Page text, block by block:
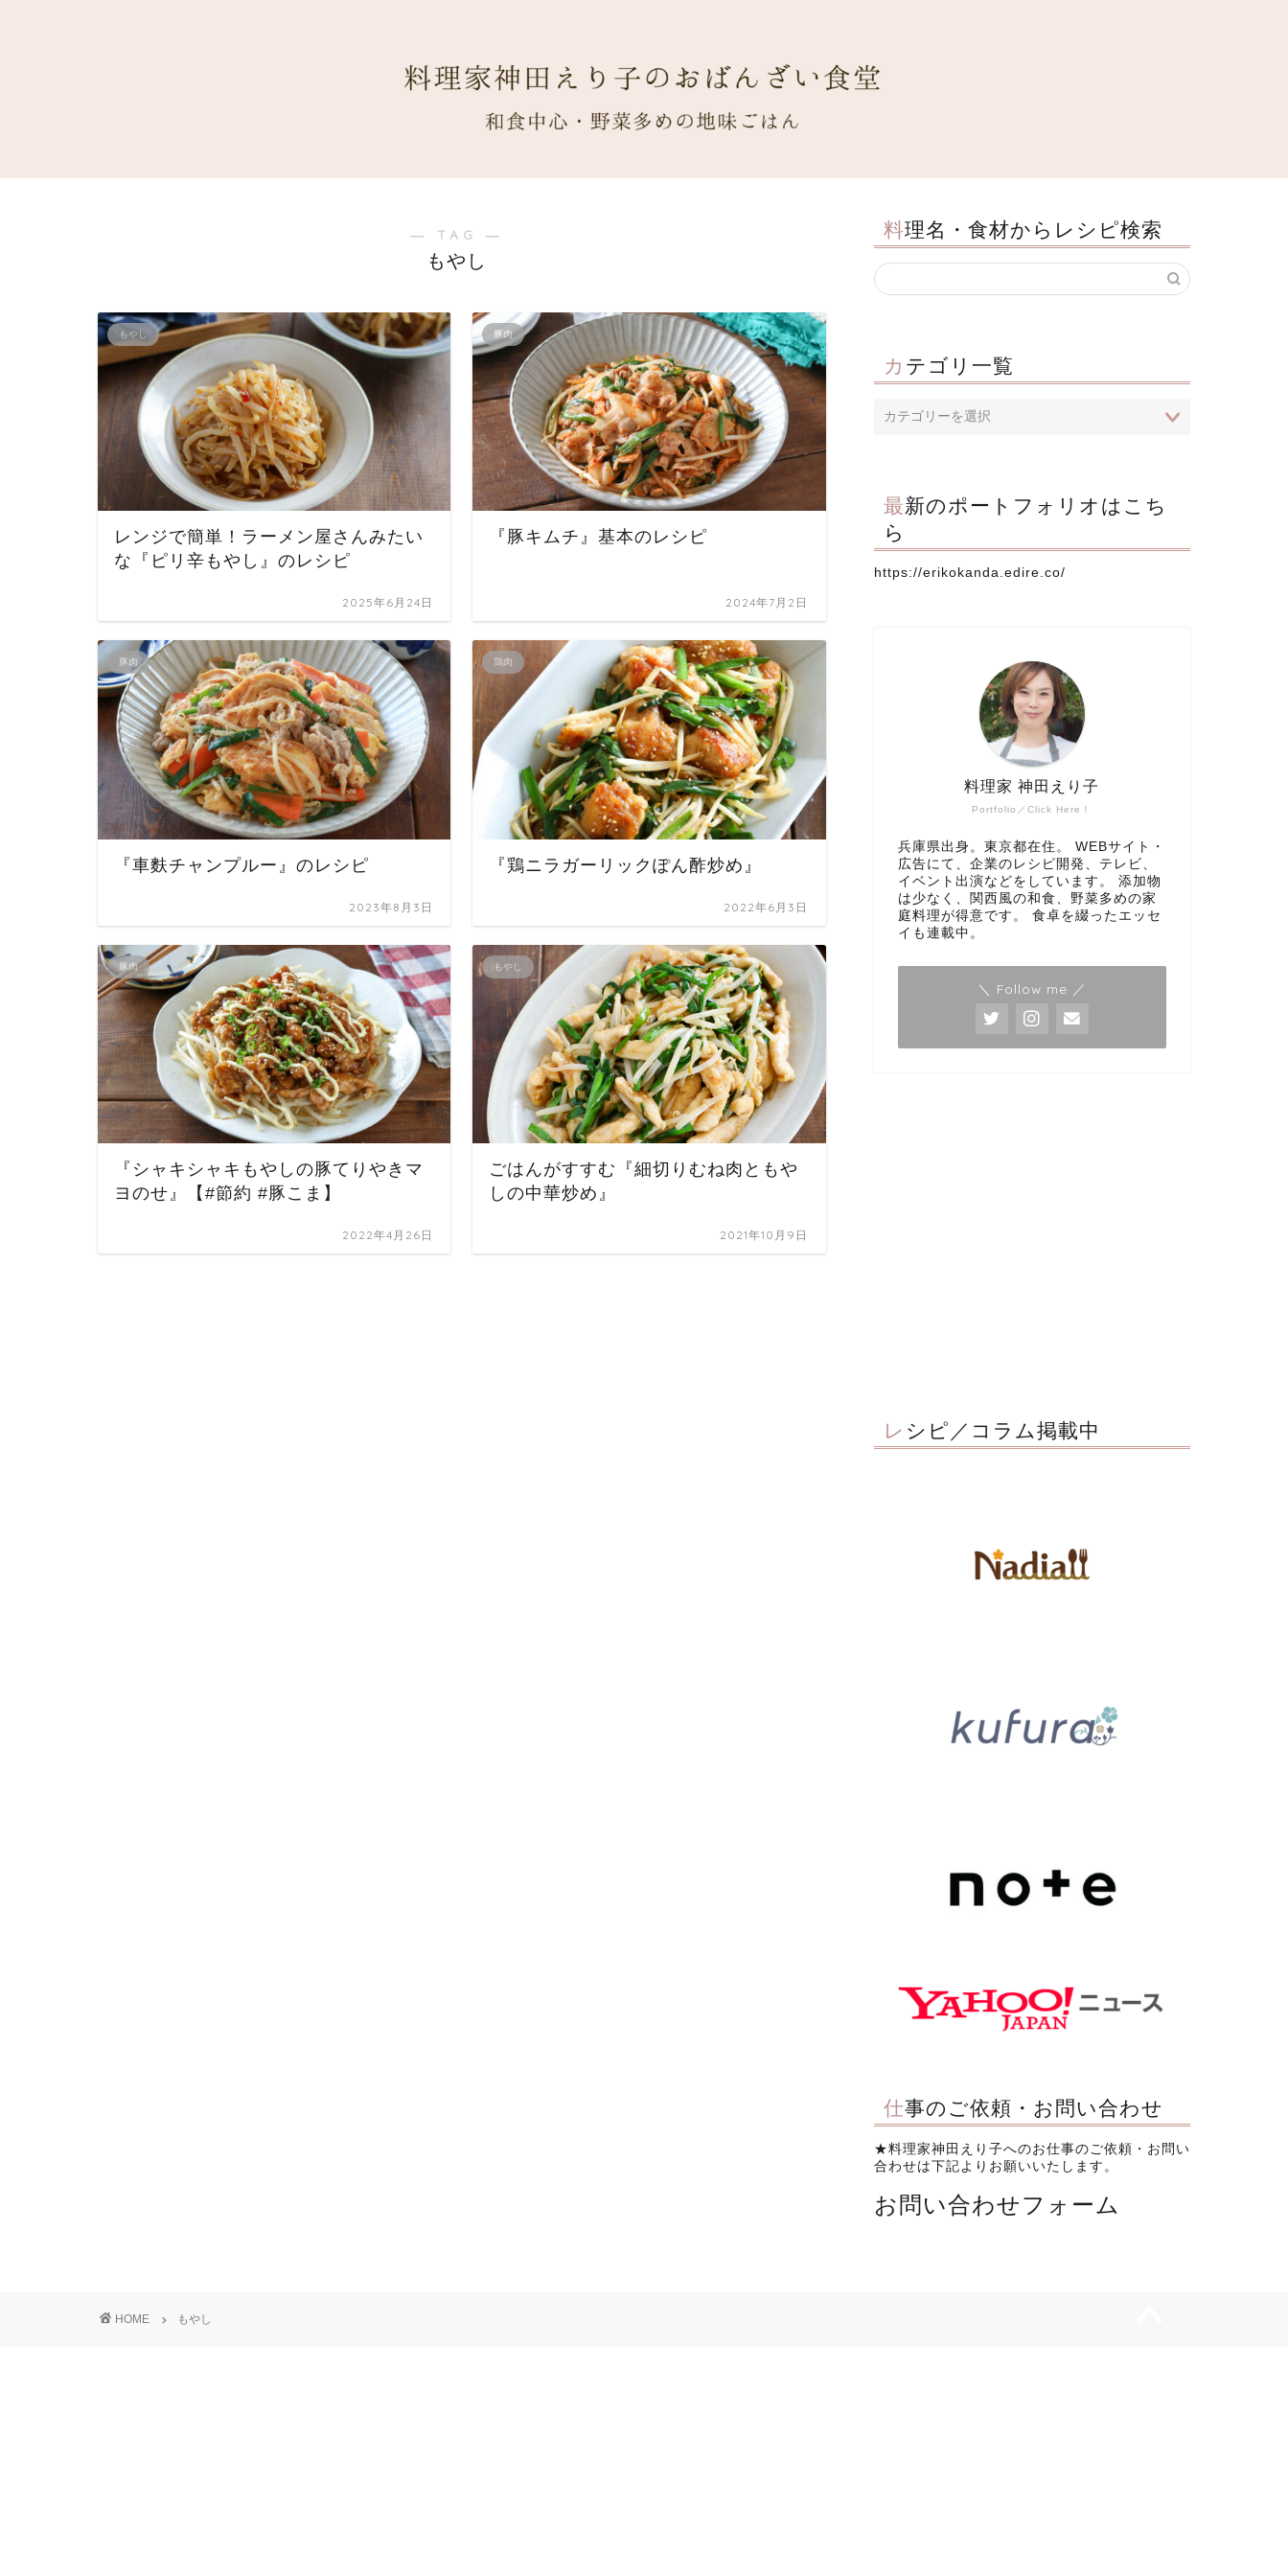
― TAG ―
もやし
もやし
レンジで簡単！ラーメン屋さんみたい
な『ピリ辛もやし』のレシピ
2025年6月24日
豚肉
『豚キムチ』基本のレシピ
2024年7月2日
豚肉
『車麩チャンプルー』のレシピ
2023年8月3日
鶏肉
『鶏ニラガーリックぽん酢炒め』
2022年6月3日
豚肉
『シャキシャキもやしの豚てりやきマ
ヨのせ』【#節約 #豚こま】
2022年4月26日
もやし
ごはんがすすむ『細切りむね肉ともや
しの中華炒め』
2021年10月9日
料理名・食材からレシピ検索
カテゴリ一覧
最新のポートフォリオはこち
ら
https://erikokanda.edire.co/
Portfolio／Click Here！
料理家 神田えり子
兵庫県出身。東京都在住。 WEBサイト・
広告にて、企業のレシピ開発、テレビ、
イベント出演などをしています。 添加物
は少なく、関西風の和食、野菜多めの家
庭料理が得意です。 食卓を綴ったエッセ
イも連載中。
＼ Follow me ／
レシピ／コラム掲載中
仕事のご依頼・お問い合わせ
★料理家神田えり子へのお仕事のご依頼・お問い
合わせは下記よりお願いいたします。
お問い合わせフォーム
HOME もやし